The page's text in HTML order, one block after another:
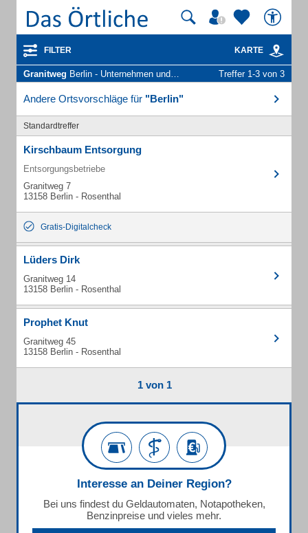
FILTER KARTE
Granitweg Berlin - Unternehmen und Personen Treffer 1-3 von 3
Andere Ortsvorschläge für "Berlin"
Standardtreffer
Kirschbaum Entsorgung
Entsorgungsbetriebe
Granitweg 7
13158 Berlin - Rosenthal
Gratis-Digitalcheck
Lüders Dirk
Granitweg 14
13158 Berlin - Rosenthal
Prophet Knut
Granitweg 45
13158 Berlin - Rosenthal
1 von 1
Interesse an Deiner Region?
Bei uns findest du Geldautomaten, Notapotheken,
Benzinpreise und vieles mehr.